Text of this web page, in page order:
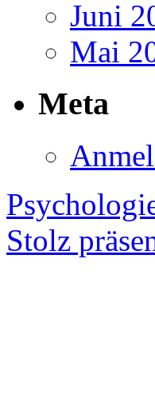
Juni
Mai
Meta
Stolz